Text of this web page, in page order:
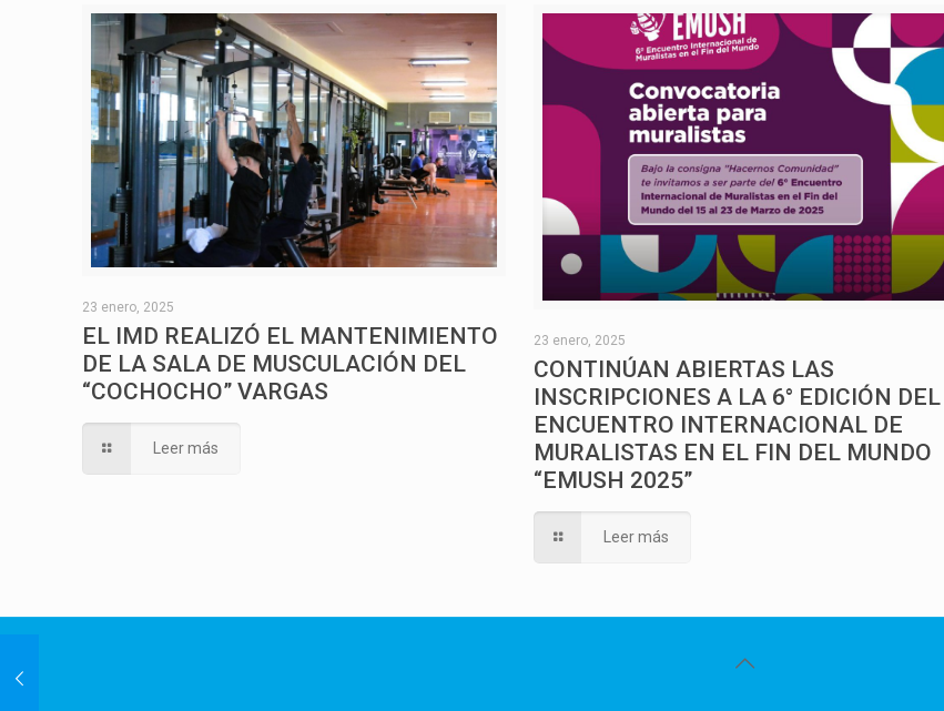
23 enero, 2025
EL IMD REALIZÓ EL MANTENIMIENTO
DE LA SALA DE MUSCULACIÓN DEL
“COCHOCHO” VARGAS
Leer más
23 enero, 2025
CONTINÚAN ABIERTAS LAS
INSCRIPCIONES A LA 6° EDICIÓN DEL
ENCUENTRO INTERNACIONAL DE
MURALISTAS EN EL FIN DEL MUNDO
“EMUSH 2025”
Leer más